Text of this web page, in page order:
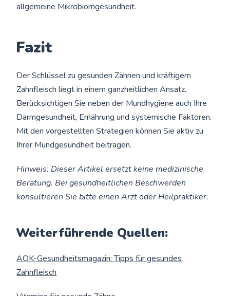
allgemeine Mikrobiomgesundheit.
Fazit
Der Schlüssel zu gesunden Zähnen und kräftigem
Zahnfleisch liegt in einem ganzheitlichen Ansatz.
Berücksichtigen Sie neben der Mundhygiene auch Ihre
Darmgesundheit, Ernährung und systemische Faktoren.
Mit den vorgestellten Strategien können Sie aktiv zu
Ihrer Mundgesundheit beitragen.
Hinweis: Dieser Artikel ersetzt keine medizinische
Beratung. Bei gesundheitlichen Beschwerden
konsultieren Sie bitte einen Arzt oder Heilpraktiker.
Weiterführende Quellen:
AOK-Gesundheitsmagazin: Tipps für gesundes
Zahnfleisch